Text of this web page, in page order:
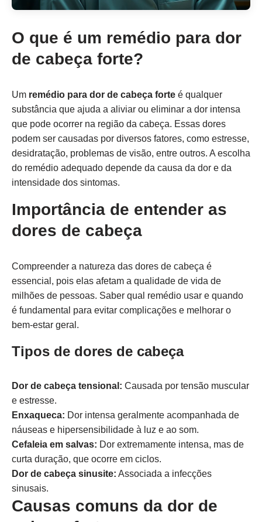
O que é um remédio para dor
de cabeça forte?
Um remédio para dor de cabeça forte é qualquer
substância que ajuda a aliviar ou eliminar a dor intensa
que pode ocorrer na região da cabeça. Essas dores
podem ser causadas por diversos fatores, como estresse,
desidratação, problemas de visão, entre outros. A escolha
do remédio adequado depende da causa da dor e da
intensidade dos sintomas.
Importância de entender as
dores de cabeça
Compreender a natureza das dores de cabeça é
essencial, pois elas afetam a qualidade de vida de
milhões de pessoas. Saber qual remédio usar e quando
é fundamental para evitar complicações e melhorar o
bem-estar geral.
Tipos de dores de cabeça
Dor de cabeça tensional: Causada por tensão muscular
e estresse.
Enxaqueca: Dor intensa geralmente acompanhada de
náuseas e hipersensibilidade à luz e ao som.
Cefaleia em salvas: Dor extremamente intensa, mas de
curta duração, que ocorre em ciclos.
Dor de cabeça sinusite: Associada a infecções
sinusais.
Causas comuns da dor de